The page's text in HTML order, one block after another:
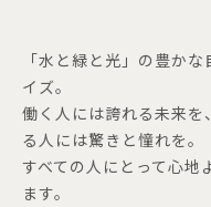
「水と緑と光」の豊か
イズ。
働く人には誇れる未来
る人には驚きと憧れを。
すべての人にとって心地
ます。